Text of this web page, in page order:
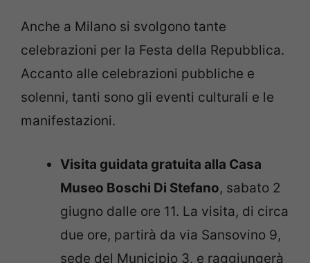
Anche a Milano si svolgono tante
celebrazioni per la Festa della Repubblica.
Accanto alle celebrazioni pubbliche e
solenni, tanti sono gli eventi culturali e le
manifestazioni.
Visita guidata gratuita alla Casa
Museo Boschi Di Stefano, sabato 2
giugno dalle ore 11. La visita, di circa
due ore, partirà da via Sansovino 9,
sede del Municipio 3, e raggiungerà